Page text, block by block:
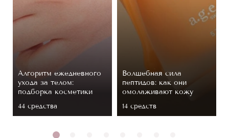
Алгоритм ежедневного
ухода за телом:
подборка косметики
44 средствa
Волшебная сила
пептидов: как они
омолаживают кожу
14 средств